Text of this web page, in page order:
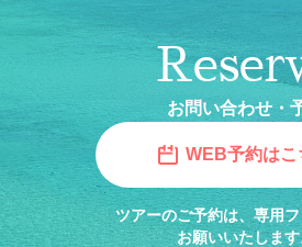
お問い合わせ・
WEB予約はこ
ツアーのご予約は、専用
お願いいたしま